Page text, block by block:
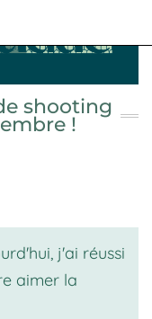
shooting
!
j'ai réussi
aimer la